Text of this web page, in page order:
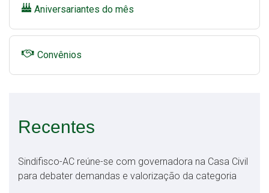
Aniversariantes do mês
Convênios
Recentes
Sindifisco-AC reúne-se com governadora na Casa Civil
para debater demandas e valorização da categoria